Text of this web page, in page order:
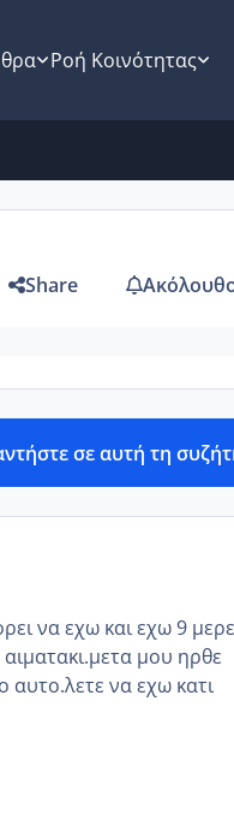
Ροή Κοινότητας
Share
σε αυτή τη
να εχω και εχω 9
αιματακι.μετα μου ηρθε
αυτο.λετε να εχω κατι